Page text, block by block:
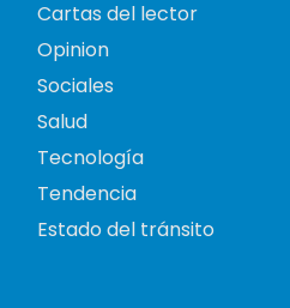
Cartas del lector
Opinion
Sociales
Salud
Tecnología
Tendencia
Estado del tránsito